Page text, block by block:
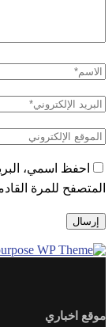
احفظ اسمي،
المتصفح للمرة
موقع اخباري